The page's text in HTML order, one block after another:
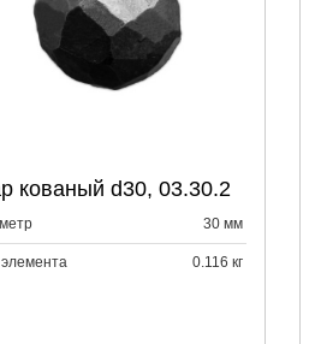
кованый d30, 03.30.2
30 мм
0.116 кг